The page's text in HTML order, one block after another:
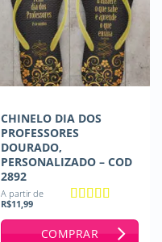
CHINELO DIA DOS
PROFESSORES
DOURADO,
PERSONALIZADO – COD
2892
A partir de
R$11,99
COMPRAR